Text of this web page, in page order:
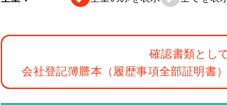
確認書類とし
会社登記簿謄本（履歴事項全部証明書